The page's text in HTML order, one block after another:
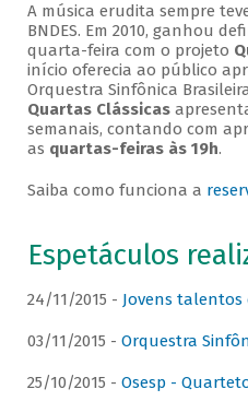
A música erudita sempre
BNDES. Em 2010, ganhou
quarta-feira com o projeto
início oferecia ao público
Orquestra Sinfônica
Quartas Clássicas
semanais, contando com
as quartas-feiras às 19h.
Saiba como funciona a
Espetáculos
24/11/2015 - Jovens talentos
03/11/2015 - Orquestra
25/10/2015 - Osesp -